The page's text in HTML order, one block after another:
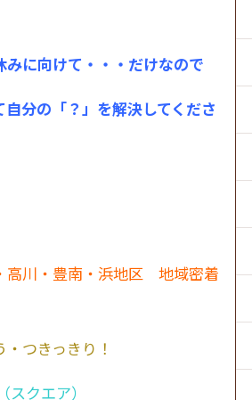
みに向けて・・・だけなので
自分の「？」を解決してくださ
高川・豊南・浜地区 地域密着
つきっきり！
クエア）